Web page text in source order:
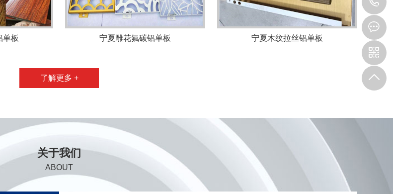
单板 宁夏雕花氟碳铝单板 宁夏木纹拉丝铝单板
了解更多 +
关于我们
ABOUT